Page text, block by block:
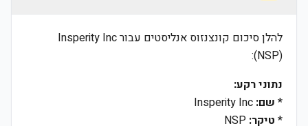
להלן סיכום קונצנזוס אנליסטים עבור Insperity Inc
(NSP):
נתוני רקע:
* שם:
* טיקר: